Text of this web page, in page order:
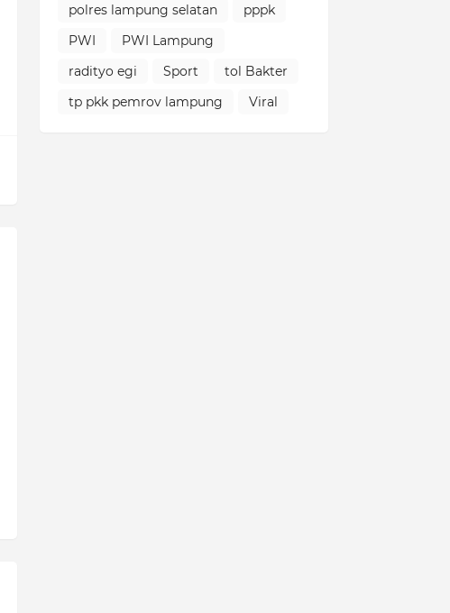
polres lampung selatan
pppk
PWI
PWI Lampung
radityo egi
Sport
tol Bakter
tp pkk pemrov lampung
Viral